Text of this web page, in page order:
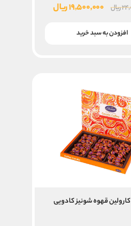
ریال
قیمت
۱۹,۵۰۰,۰۰۰ریالقیمت
افزودن به سبد خرید
قهوه شونیز کادویی